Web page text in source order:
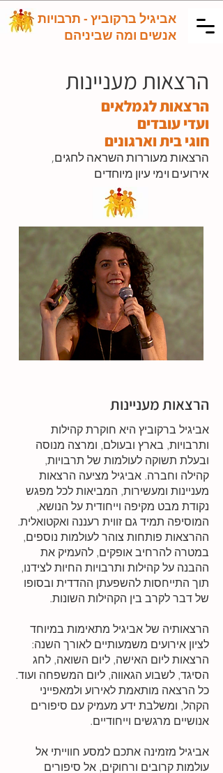
אביגיל ברקוביץ - תרבויות,
אנשים ומה שביניהם
הרצאות מעניינות
הרצאות לגמלאים
ועדי עובדים
חוגי בית וארגונים
הרצאות מעוררות השראה לחגים,
אירועים וימי עיון מיוחדים
הרצאות מעניינות
אביגיל ברקוביץ היא חוקרת קהילות
ותרבויות, בארץ ובעולם, ומרצה מנוסה
ובעלת תשוקה לעולמות של תרבויות,
קהילה וחברה. אביגיל מציעה הרצאות
מעניינות ומעשירות, המביאות לכל מפגש
נקודת מבט מקיפה וייחודית על הנושא,
המוסיפה תמיד גם זווית רעננה ואקטואלית.
ההרצאות פותחות צוהר לעולמות נוספים,
במטרה להרחיב אופקים, להעמיק את
ההבנה על קהילות ותרבויות החיות לצידנו,
תוך התייחסות להשפעתן ההדדית ובסופו
של דבר לקרב בין הקהילות השונות.
הרצאותיה של אביגיל מתאימות במיוחד
לציון אירועים משמעותיים לאורך השנה:
הרצאות ליום האישה, ליום השואה, לחג
הסיגד, לשבוע הגאווה, ליום המשפחה ועוד.
כל הרצאה מותאמת לאירוע ולמאפייני
הקהל, ומשלבת ידע מעמיק עם סיפורים
אנושיים מרגשים וייחודיים.
אביגיל מזמינה אתכם למסע חווייתי אל
עולמות קרובים ורחוקים, אל סיפורים